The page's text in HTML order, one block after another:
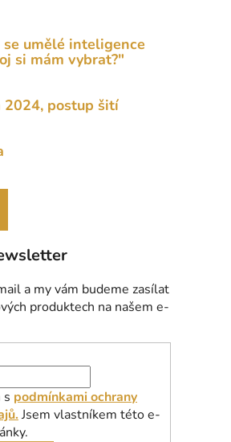
umělé inteligence
si mám vybrat?"
2024, postup šití
a my vám budeme zasílat
produktech na našem e-
s podmínkami ochrany
Jsem vlastníkem této e-